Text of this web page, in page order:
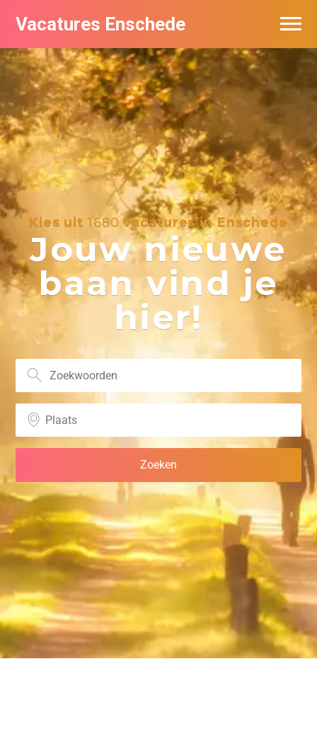
Vacatures Enschede
Kies uit 1680vacatures in Enschede
Jouw nieuwe
baan vind je
hier!
Vacatures per bedrijf
De populairste vacatures in Enschede
Nieuwsbrief feed